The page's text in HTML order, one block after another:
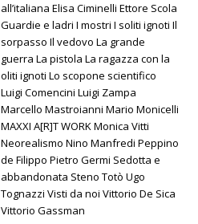
all’italianaElisa CiminelliEttore Scola
Guardie e ladriI mostriI soliti ignotiIl
sorpassoIl vedovoLa grande
guerraLa pistolaLa ragazza con la
oliti ignotiLo scopone scientifico
Luigi ComenciniLuigi Zampa
Marcello MastroianniMario Monicelli
MAXXI A[R]T WORKMonica Vitti
NeorealismoNino ManfrediPeppino
de FilippoPietro Germi Sedotta e
abbandonata StenoTotòUgo
TognazziVisti da noiVittorio De Sica
Vittorio Gassman